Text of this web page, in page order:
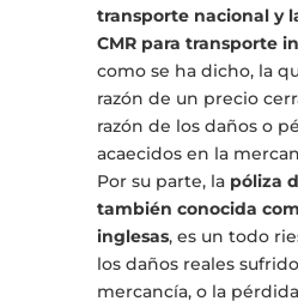
transporte nacional y
CMR para transporte
como se ha dicho, la
razón de un precio
razón de los daños o
acaecidos en la
Por su parte, la póliza
también conocida
inglesas, es un todo
los daños reales
mercancía, o la